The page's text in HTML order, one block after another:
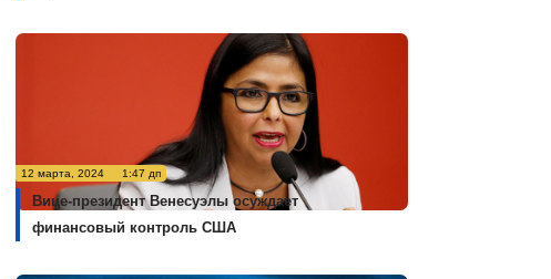
12 марта, 2024 1:47 дп
Вице-президент Венесуэлы осуждает
финансовый контроль США